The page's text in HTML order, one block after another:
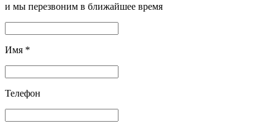
и мы перезвоним в ближайшее время
Имя *
Телефон